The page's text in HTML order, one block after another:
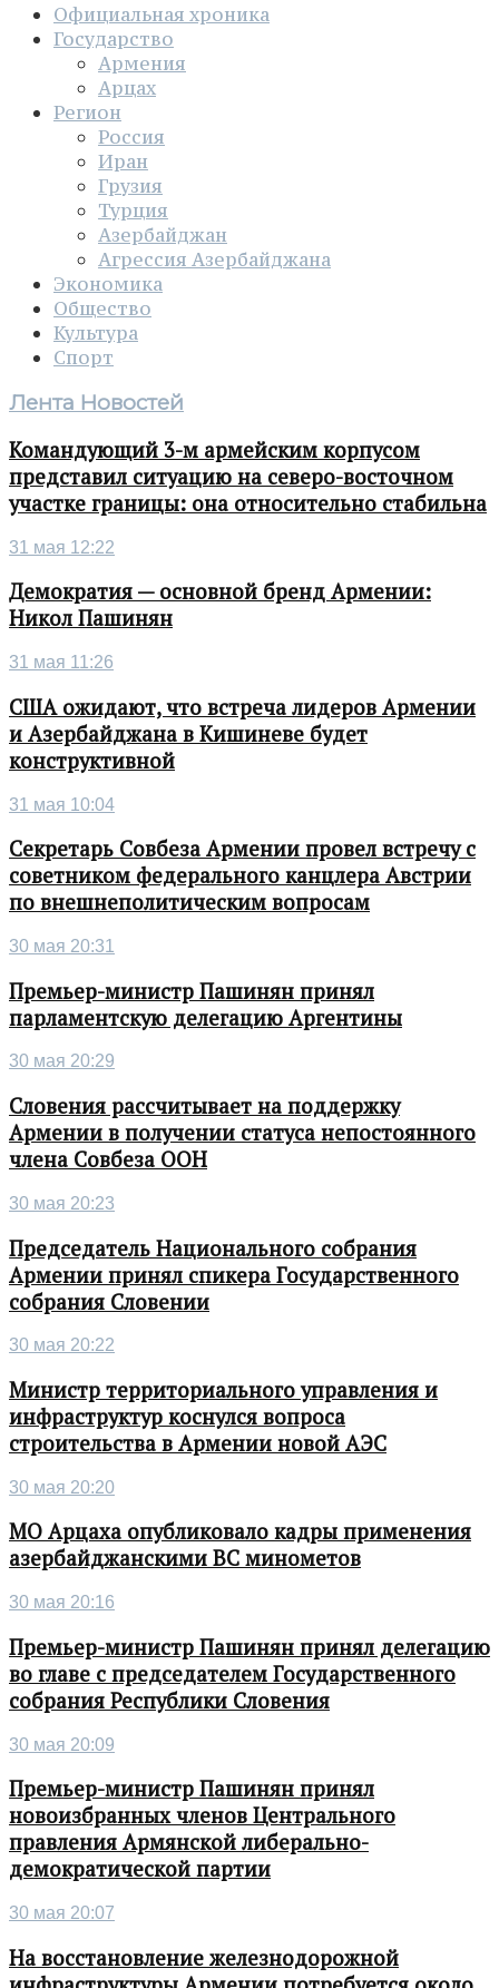
Официальная хроника
Государство
Армения
Арцах
Регион
Россия
Иран
Грузия
Турция
Азербайджан
Агрессия Азербайджана
Экономика
Общество
Культура
Спорт
Лента Новостей
Командующий 3-м армейским корпусом
представил ситуацию на северо-восточном
участке границы: она относительно стабильна
31 мая 12:22
Демократия — основной бренд Армении:
Никол Пашинян
31 мая 11:26
США ожидают, что встреча лидеров Армении
и Азербайджана в Кишиневе будет
конструктивной
31 мая 10:04
Секретарь Совбеза Армении провел встречу с
советником федерального канцлера Австрии
по внешнеполитическим вопросам
30 мая 20:31
Премьер-министр Пашинян принял
парламентскую делегацию Аргентины
30 мая 20:29
Словения рассчитывает на поддержку
Армении в получении статуса непостоянного
члена Совбеза ООН
30 мая 20:23
Председатель Национального собрания
Армении принял спикера Государственного
собрания Словении
30 мая 20:22
Министр территориального управления и
инфраструктур коснулся вопроса
строительства в Армении новой АЭС
30 мая 20:20
МО Арцаха опубликовало кадры применения
азербайджанскими ВС минометов
30 мая 20:16
Премьер-министр Пашинян принял делегацию
во главе с председателем Государственного
собрания Республики Словения
30 мая 20:09
Премьер-министр Пашинян принял
новоизбранных членов Центрального
правления Армянской либерально-
демократической партии
30 мая 20:07
На восстановление железнодорожной